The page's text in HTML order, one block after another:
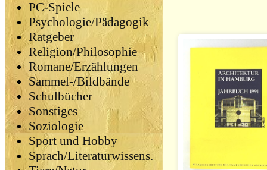
PC-Spiele
Psychologie/Pädagogik
Ratgeber
Religion/Philosophie
Romane/Erzählungen
Sammel-/Bildbände
Schulbücher
Sonstiges
Soziologie
Sport und Hobby
Sprach/Literaturwissens.